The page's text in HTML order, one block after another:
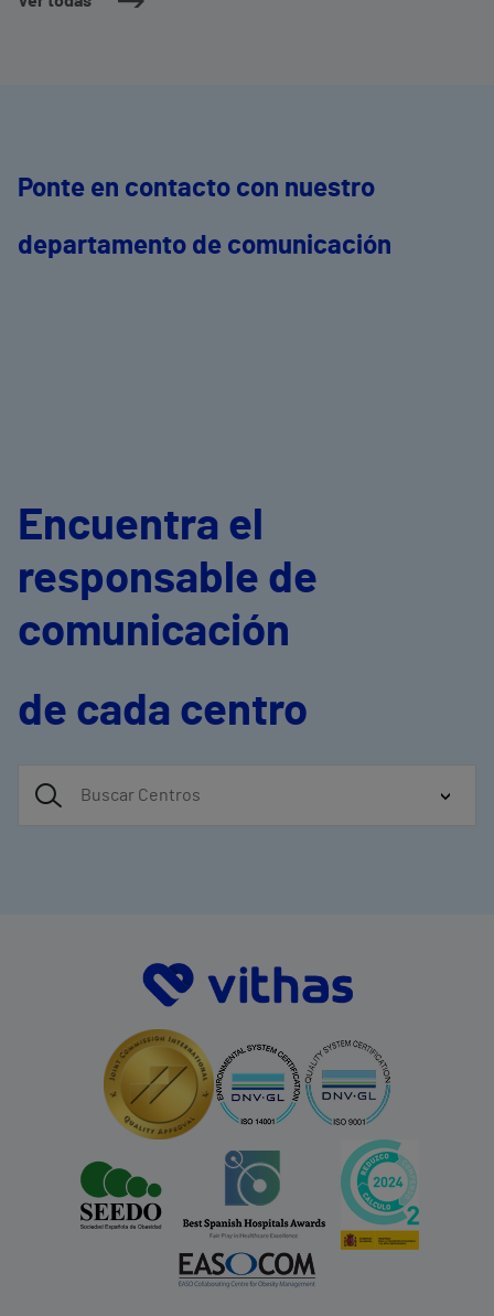
Ponte en contacto con nuestro
departamento de comunicación
Encuentra el
responsable de
comunicación
de cada centro